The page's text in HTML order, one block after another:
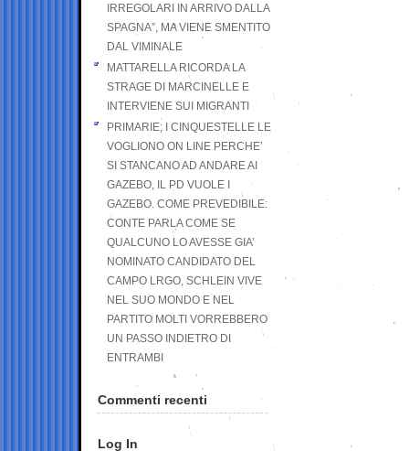
IRREGOLARI IN ARRIVO DALLA
SPAGNA”, MA VIENE SMENTITO
DAL VIMINALE
MATTARELLA RICORDA LA
STRAGE DI MARCINELLE E
INTERVIENE SUI MIGRANTI
PRIMARIE; I CINQUESTELLE LE
VOGLIONO ON LINE PERCHE’
SI STANCANO AD ANDARE AI
GAZEBO, IL PD VUOLE I
GAZEBO. COME PREVEDIBILE:
CONTE PARLA COME SE
QUALCUNO LO AVESSE GIA’
NOMINATO CANDIDATO DEL
CAMPO LRGO, SCHLEIN VIVE
NEL SUO MONDO E NEL
PARTITO MOLTI VORREBBERO
UN PASSO INDIETRO DI
ENTRAMBI
Commenti recenti
Log In